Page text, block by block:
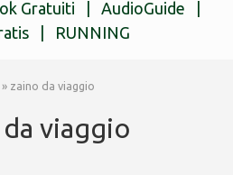
Gratuiti AudioGuide
| RUNNING
» zaino da viaggio
viaggio